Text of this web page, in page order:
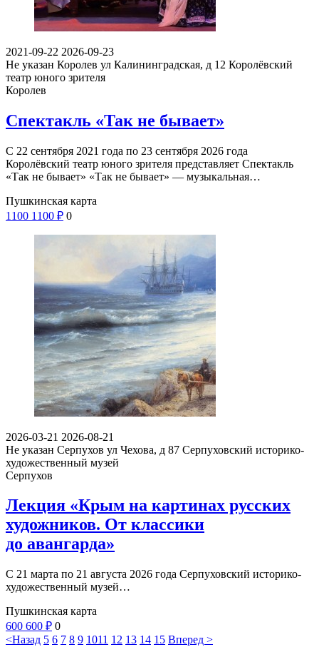
2021-09-22 2026-09-23
Не указан Королев ул Калининградская, д 12 Королёвский
театр юного зрителя
Королев
Спектакль «Так не бывает»
С 22 сентября 2021 года по 23 сентября 2026 года
Королёвский театр юного зрителя представляет Спектакль
«Так не бывает» «Так не бывает» — музыкальная…
Пушкинская карта
1100 1100 ₽ 0
2026-03-21 2026-08-21
Не указан Серпухов ул Чехова, д 87 Серпуховский историко-
художественный музей
Серпухов
Лекция «Крым на картинах русских
художников. От классики
до авангарда»
С 21 марта по 21 августа 2026 года Серпуховский историко-
художественный музей…
Пушкинская карта
600 600 ₽ 0
<Назад 5 6 7 8 9 1011 12 13 14 15 Вперед >